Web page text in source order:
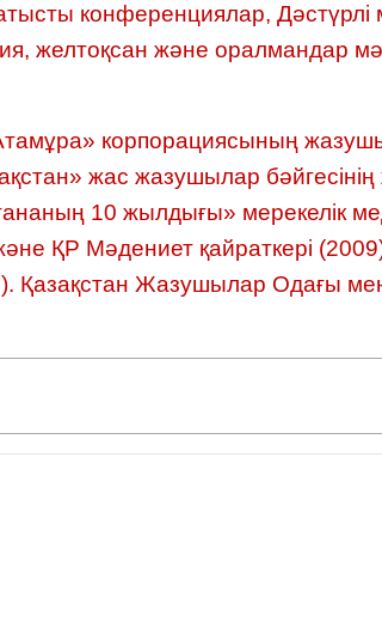
конференциялар, Дәстүрлі
желтоқсан және оралмандар
корпорациясының
жас жазушылар бәйгесінің
10 жылдығы» мерекелік
ҚР Мәдениет қайраткері
Қазақстан Жазушылар Одағы